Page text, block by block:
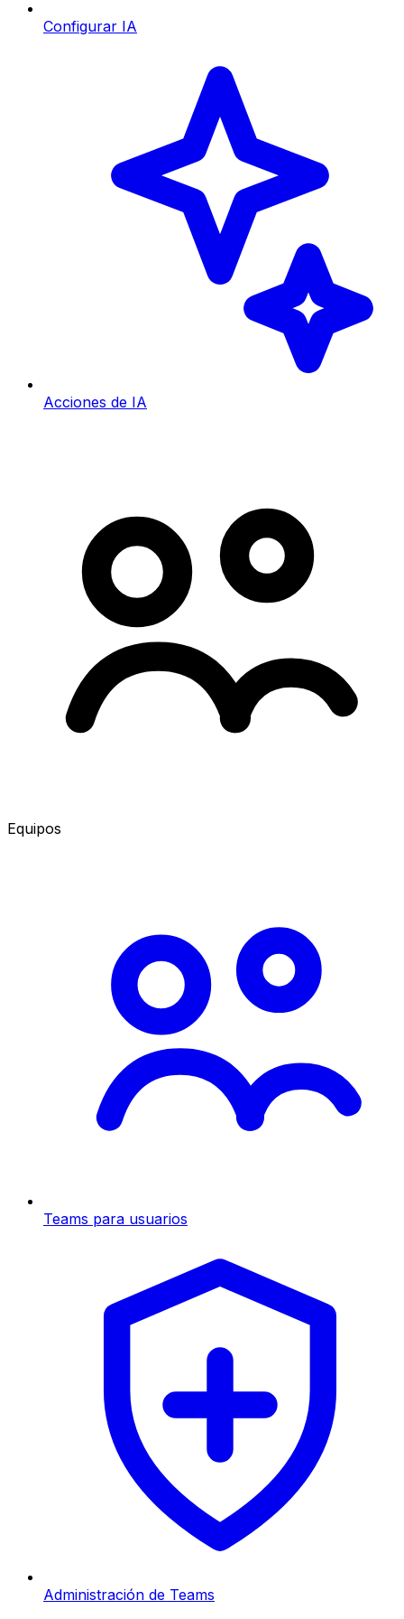
Configurar IA
Acciones de IA
Equipos
Teams para usuarios
Administración de Teams